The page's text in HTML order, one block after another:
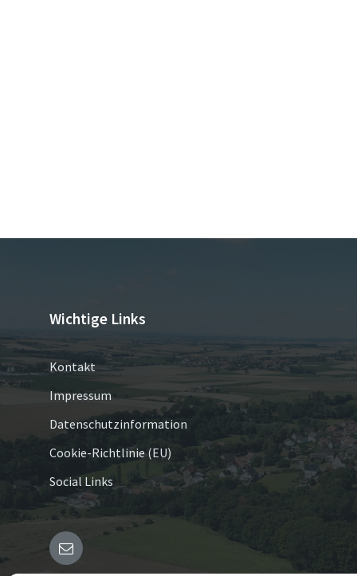
Wichtige Links
Kontakt
Impressum
Datenschutzinformation
Cookie-Richtlinie (EU)
Social Links
E-